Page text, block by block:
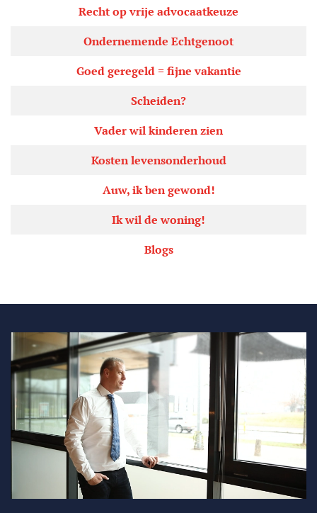
Recht op vrije advocaatkeuze
Ondernemende Echtgenoot
Goed geregeld = fijne vakantie
Scheiden?
Vader wil kinderen zien
Kosten levensonderhoud
Auw, ik ben gewond!
Ik wil de woning!
Blogs